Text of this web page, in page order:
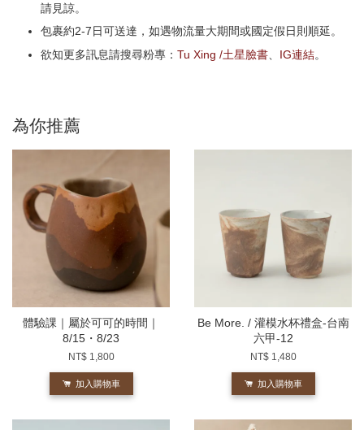
請見諒。
包裹約2-7日可送達，如遇物流量大期間或國定假日則順延。
欲知更多訊息請搜尋粉專： Tu Xing /土星臉書 IG連結。
為你推薦
體驗課｜屬於可可的時間｜
8/15・8/23
NT$ 1,800
加入購物車
Be More. / 灌模水杯禮盒-台南
六甲-12
NT$ 1,480
加入購物車